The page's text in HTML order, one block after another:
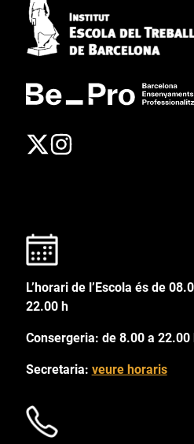
L’horari de l’Escola és de
22.00 h
Consergeria: de 8.00 a 22.00
Secretaria: veure horaris